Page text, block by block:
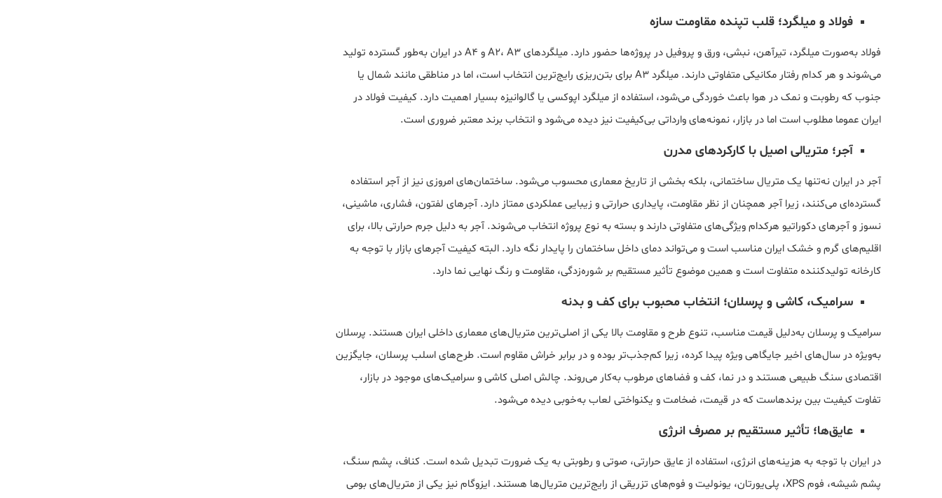
فولاد و میلگرد؛ قلب تپنده مقاومت سازه
فولاد به‌صورت میلگرد، تیرآهن، نبشی، ورق و پروفیل در پروژه‌ها حضور دارد. میلگردهای A2، A3 و A4 در ایران به‌طور گسترده تولید
می‌شوند و هر کدام رفتار مکانیکی متفاوتی دارند. میلگرد A3 برای بتن‌ریزی رایج‌ترین انتخاب است، اما در مناطقی مانند شمال یا
جنوب که رطوبت و نمک در هوا باعث خوردگی می‌شود، استفاده از میلگرد اپوکسی یا گالوانیزه بسیار اهمیت دارد. کیفیت فولاد در
ایران عموما مطلوب است اما در بازار، نمونه‌های وارداتی بی‌کیفیت نیز دیده می‌شود و انتخاب برند معتبر ضروری است.
آجر؛ متریالی اصیل با کارکردهای مدرن
آجر در ایران نه‌تنها یک متریال ساختمانی، بلکه بخشی از تاریخ معماری محسوب می‌شود. ساختمان‌های امروزی نیز از آجر استفاده
گسترده‌ای می‌کنند، زیرا آجر همچنان از نظر مقاومت، پایداری حرارتی و زیبایی عملکردی ممتاز دارد. آجرهای لفتون، فشاری، ماشینی،
نسوز و آجرهای دکوراتیو هرکدام ویژگی‌های متفاوتی دارند و بسته به نوع پروژه انتخاب می‌شوند. آجر به دلیل جرم حرارتی بالا، برای
اقلیم‌های گرم و خشک ایران مناسب است و می‌تواند دمای داخل ساختمان را پایدار نگه دارد. البته کیفیت آجرهای بازار با توجه به
کارخانه تولیدکننده متفاوت است و همین موضوع تأثیر مستقیم بر شوره‌زدگی، مقاومت و رنگ نهایی نما دارد.
سرامیک، کاشی و پرسلان؛ انتخاب محبوب برای کف و بدنه
سرامیک و پرسلان به‌دلیل قیمت مناسب، تنوع طرح و مقاومت بالا یکی از اصلی‌ترین متریال‌های معماری داخلی ایران هستند. پرسلان
به‌ویژه در سال‌های اخیر جایگاهی ویژه پیدا کرده، زیرا کم‌جذب‌تر بوده و در برابر خراش مقاوم است. طرح‌های اسلب پرسلان، جایگزین
اقتصادی سنگ طبیعی هستند و در نما، کف و فضاهای مرطوب به‌کار می‌روند. چالش اصلی کاشی و سرامیک‌های موجود در بازار،
تفاوت کیفیت بین برندهاست که در قیمت، ضخامت و یکنواختی لعاب به‌خوبی دیده می‌شود.
عایق‌ها؛ تأثیر مستقیم بر مصرف انرژی
در ایران با توجه به هزینه‌های انرژی، استفاده از عایق حرارتی، صوتی و رطوبتی به یک ضرورت تبدیل شده است. کناف، پشم سنگ،
پشم شیشه، فوم XPS، پلی‌یورتان، یونولیت و فوم‌های تزریقی از رایج‌ترین متریال‌ها هستند. ایزوگام نیز یکی از متریال‌های بومی